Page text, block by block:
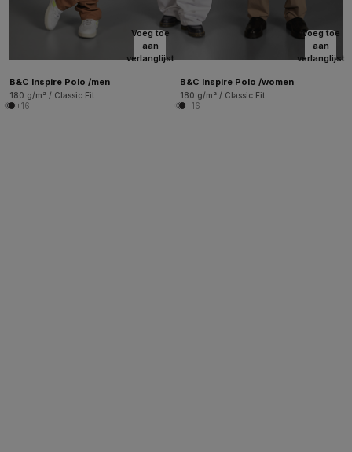
Voeg toe
aan
verlanglijst
B&C Inspire Polo /men
180 g/m² / Classic Fit
+16
Voeg toe
aan
verlanglijst
B&C Inspire Polo /women
180 g/m² / Classic Fit
+16